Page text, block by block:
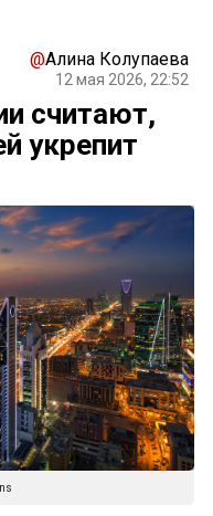
@Алина Колупаева
12 мая 2026, 22:52
считают,
укрепит